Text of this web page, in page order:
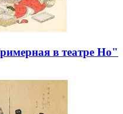
в театре Но"